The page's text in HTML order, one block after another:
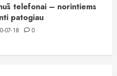
telefonai – norintiems
patogiau
07-18 0